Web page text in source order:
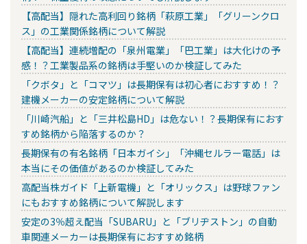
【高配当】隠れた高利回り銘柄「萩原工業」「グリーンクロ
ス」の工業関係銘柄について解説
【高配当】連続増配の「泉州電業」「巴工業」は大化けの予
感！？工業製品系の銘柄は手堅いのか検証してみた
「クボタ」と「コマツ」は長期保有は初心者におすすめ！？
建機メーカーの安定銘柄について解説
「川崎汽船」と「三井松島HD」は危ない！？長期保有におす
すめ銘柄から陥落するのか？
長期保有の有名銘柄「日本ガイシ」「沖縄セルラー電話」は
本当にその価値があるのか検証してみた
高配当株ガイド「上新電機」と「オリックス」は野球ファン
にもおすすめ銘柄について解説します
安定の3％超え配当「SUBARU」と「ブリヂストン」の自動
車関連メーカーは長期保有におすすめ銘柄